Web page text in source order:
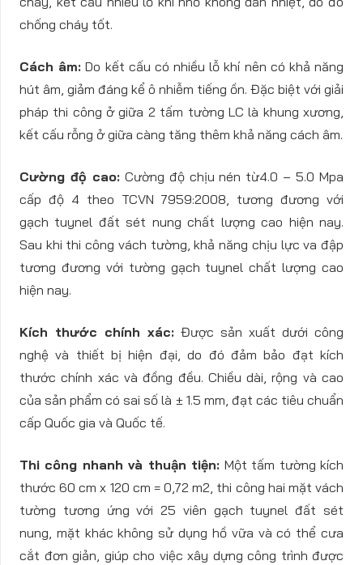
chống cháy tốt.
Cách âm: Do kết cấu có nhiều lỗ khí nên có khả năng
hút âm, giảm đáng kể ô nhiễm tiếng ồn. Đặc biệt với giải
pháp thi công ở giữa 2 tấm tường LC là khung xương,
kết cấu rỗng ở giữa càng tăng thêm khả năng cách âm.
Cường độ cao:Cường độ chịu nén từ4.0 – 5.0 Mpa
cấp độ 4 theo TCVN 7959:2008, tương đương với
gạch tuynel đất sét nung chất lượng cao hiện nay.
Sau khi thi công vách tường, khả năng chịu lực va đập
tương đương với tường gạch tuynel chất lượng cao
hiện nay.
Kích thước chính xác: Được sản xuất dưới công
nghệ và thiết bị hiện đại, do đó đảm bảo đạt kích
thước chính xác và đồng đều. Chiều dài, rộng và cao
của sản phẩm có sai số là ± 1.5 mm, đạt các tiêu chuẩn
cấp Quốc gia và Quốc tế.
Thi công nhanh và thuận tiện: Một tấm tường kích
thước 60 cm x 120 cm = 0,72 m2, thi công hai mặt vách
tường tương ứng với 25 viên gạch tuynel đất sét
nung, mặt khác không sử dụng hồ vữa và có thể cưa
cắt đơn giản, giúp cho việc xây dựng công trình được